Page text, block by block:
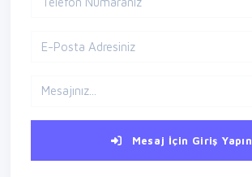
Mesaj İçin Giriş Yapın